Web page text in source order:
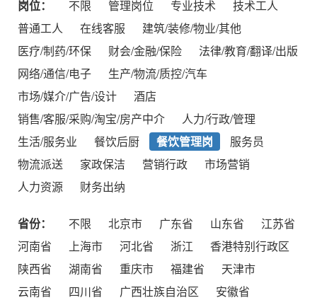
岗位： 不限 管理岗位 专业技术
技术工人
普通工人
在线客服
建筑/装修/物业/其他
医疗/制药/环保
财会/金融/保险
法律/教育/翻译/出版
网络/通信/电子
生产/物流/质控/汽车
市场/媒介/广告/设计
酒店
销售/客服/采购/淘宝/房产中介
人力/行政/管理
生活/服务业
餐饮后厨 餐饮管理岗
服务员
物流派送
家政保洁 营销行政
市场营销
人力资源
财务出纳
省份： 不限 北京市 广东省 山东省
江苏省
河南省
上海市 河北省 浙江
香港特别行政区
陕西省
湖南省 重庆市 福建省
天津市
云南省
四川省 广西壮族自治区
安徽省